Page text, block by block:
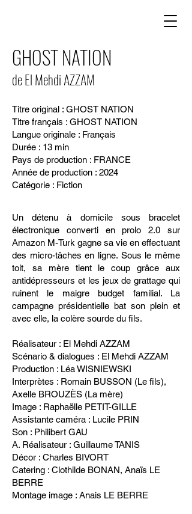
GHOST NATION
de El Mehdi AZZAM
Titre original : GHOST NATION
Titre français : GHOST NATION
Langue originale : Français
Durée : 13 min
Pays de production : FRANCE
Année de production : 2024
Catégorie : Fiction
Un détenu à domicile sous bracelet
électronique converti en prolo 2.0 sur
Amazon M-Turk gagne sa vie en effectuant
des micro-tâches en ligne. Sous le même
toit, sa mère tient le coup grâce aux
antidépresseurs et les jeux de grattage qui
ruinent le maigre budget familial. La
campagne présidentielle bat son plein et
avec elle, la colère sourde du fils.
Réalisateur : El Mehdi AZZAM
Scénario & dialogues : El Mehdi AZZAM
Production : Léa WISNIEWSKI
Interprètes : Romain BUSSON (Le fils),
Axelle BROUZÈS (La mère)
Image : Raphaëlle PETIT-GILLE
​Assistante caméra : Lucile PRIN
Son : Philibert GAU
A. Réalisateur : Guillaume TANIS
Décor : Charles BIVORT
Catering : Clothilde BONAN, Anaïs LE
BERRE
Montage image : Anais LE BERRE